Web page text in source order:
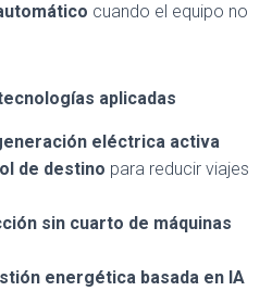
cuando el equipo no
aplicadas
eléctrica activa
de destino para reducir viajes
sin cuarto de máquinas
energética basada en IA